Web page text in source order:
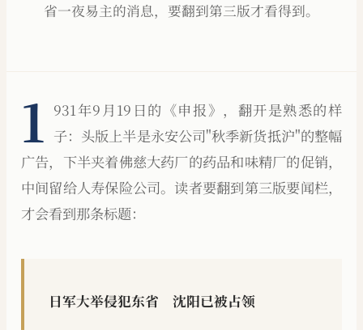
省一夜易主的消息，要翻到第三版才看得到。
1 931年9月19日的《申报》，翻开是熟悉的样
子：头版上半是永安公司"秋季新货抵沪"的整幅
广告，下半夹着佛慈大药厂的药品和味精厂的促销，
中间留给人寿保险公司。读者要翻到第三版要闻栏，
才会看到那条标题：
日军大举侵犯东省 沈阳已被占领